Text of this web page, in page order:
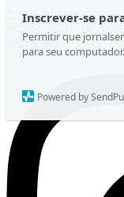
Inscrever-se
Permitir que
para seu computador.
Powered by
Ir para o conteúdo
Sexta-feira, 07 de
Instagram